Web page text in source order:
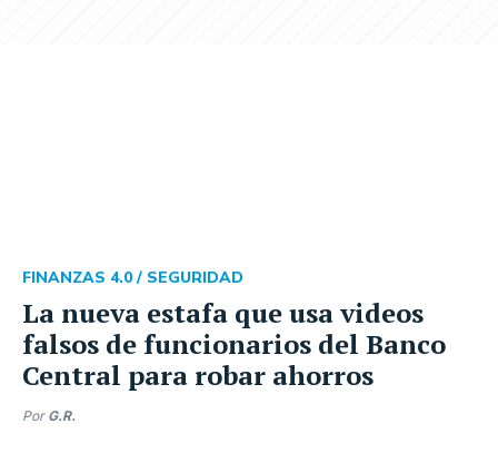
La nueva estafa que usa videos
falsos de funcionarios del Banco
Central para robar ahorros
FINANZAS 4.0 / SEGURIDAD
Por G.R.